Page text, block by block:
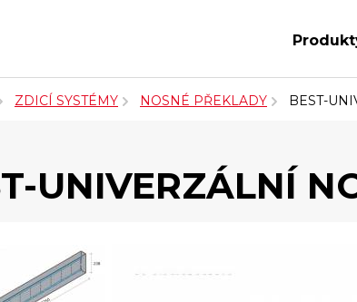
ZDICÍ SYSTÉMY NOSNÉ PŘEKLADY BEST-
UNIVERZÁLNÍ